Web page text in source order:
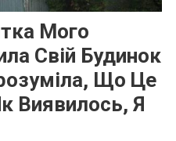
Мого
Свій Будинок
Що Це
Виявилось, Я